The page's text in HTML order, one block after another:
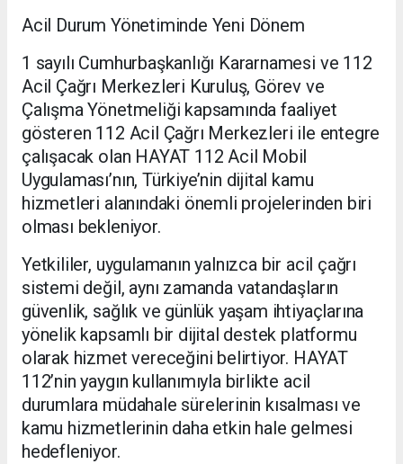
Acil Durum Yönetiminde Yeni Dönem
1 sayılı Cumhurbaşkanlığı Kararnamesi ve 112
Acil Çağrı Merkezleri Kuruluş, Görev ve
Çalışma Yönetmeliği kapsamında faaliyet
gösteren 112 Acil Çağrı Merkezleri ile entegre
çalışacak olan HAYAT 112 Acil Mobil
Uygulaması’nın, Türkiye’nin dijital kamu
hizmetleri alanındaki önemli projelerinden biri
olması bekleniyor.
Yetkililer, uygulamanın yalnızca bir acil çağrı
sistemi değil, aynı zamanda vatandaşların
güvenlik, sağlık ve günlük yaşam ihtiyaçlarına
yönelik kapsamlı bir dijital destek platformu
olarak hizmet vereceğini belirtiyor. HAYAT
112’nin yaygın kullanımıyla birlikte acil
durumlara müdahale sürelerinin kısalması ve
kamu hizmetlerinin daha etkin hale gelmesi
hedefleniyor.